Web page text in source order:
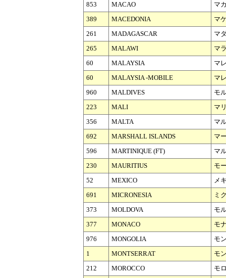
853
MACAO
マ
389
MACEDONIA
マ
261
MADAGASCAR
マ
265
MALAWI
マ
60
MALAYSIA
マ
60
MALAYSIA -MOBILE
マ
960
MALDIVES
モ
223
MALI
マ
356
MALTA
マ
692
MARSHALL ISLANDS
マ
596
MARTINIQUE (FT)
マ
230
MAURITIUS
モ
52
MEXICO
メ
691
MICRONESIA
ミ
373
MOLDOVA
モ
377
MONACO
モ
976
MONGOLIA
モ
1
MONTSERRAT
モ
212
MOROCCO
モ